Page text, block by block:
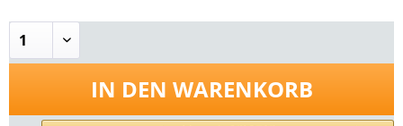
IN DEN WARENKORB